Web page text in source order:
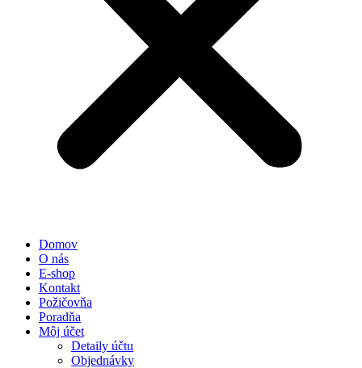
Domov
O nás
E-shop
Kontakt
Požičovňa
Poradňa
Môj účet
Detaily účtu
Objednávky